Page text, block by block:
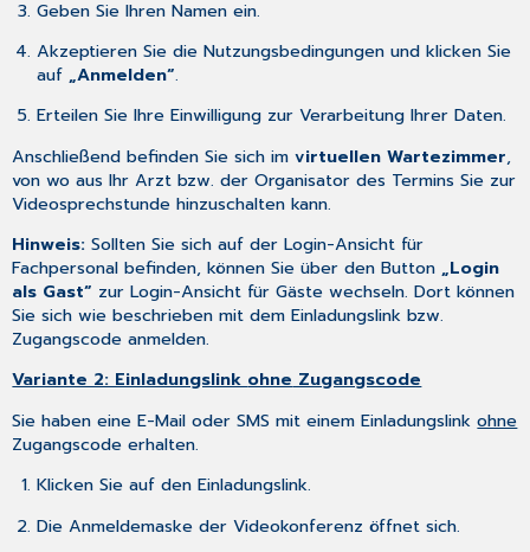
Geben Sie Ihren Namen ein.
Akzeptieren Sie die Nutzungsbedingungen und klicken Sie
auf „Anmelden“.
Erteilen Sie Ihre Einwilligung zur Verarbeitung Ihrer Daten.
Anschließend befinden Sie sich imvirtuellen Wartezimmer,
von wo aus Ihr Arzt bzw. der Organisator des Termins Sie zur
Videosprechstunde hinzuschalten kann.
Hinweis: Sollten Sie sich auf der Login-Ansicht für
Fachpersonal befinden, können Sie über den Button „Login
als Gast“ zur Login-Ansicht für Gäste wechseln. Dort können
Sie sich wie beschrieben mit dem Einladungslink bzw.
Zugangscode anmelden.
Variante 2: EinladungslinkohneZugangscode
Sie haben eine E-Mail oder SMS mit einem Einladungslinkohne
Zugangscode erhalten.
Klicken Sie auf den Einladungslink.
Die Anmeldemaske der Videokonferenz öffnet sich.